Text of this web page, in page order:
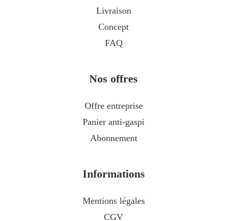
Livraison
Concept
FAQ
Nos offres
Offre entreprise
Panier anti-gaspi
Abonnement
Informations
Mentions légales
CGV